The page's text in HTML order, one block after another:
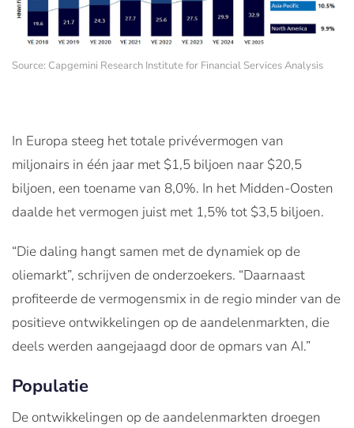
Source: Capgemini Research Institute for Financial Services Analysis
In Europa steeg het totale privévermogen van
miljonairs in één jaar met $1,5 biljoen naar $20,5
biljoen, een toename van 8,0%. In het Midden-Oosten
daalde het vermogen juist met 1,5% tot $3,5 biljoen.
“Die daling hangt samen met de dynamiek op de
oliemarkt”, schrijven de onderzoekers. “Daarnaast
profiteerde de vermogensmix in de regio minder van de
positieve ontwikkelingen op de aandelenmarkten, die
deels werden aangejaagd door de opmars van AI.”
Populatie
De ontwikkelingen op de aandelenmarkten droegen